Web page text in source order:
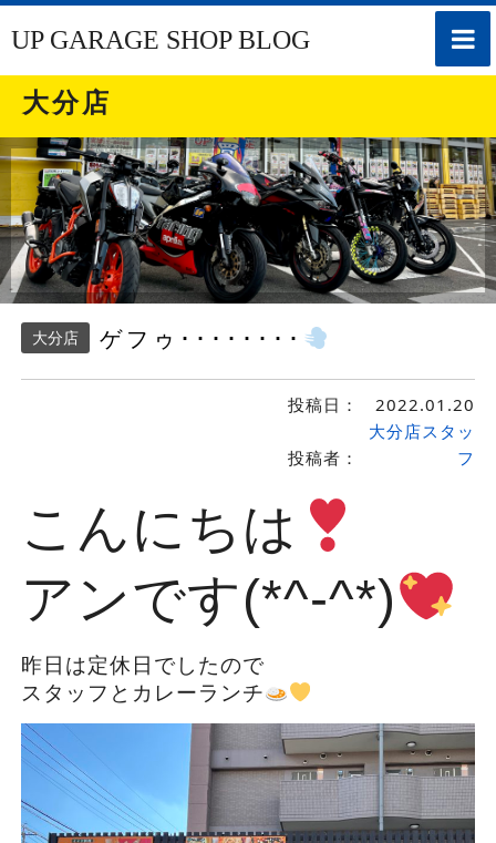
toggle
UP GARAGE SHOP BLOG
大分店
大分店 ゲフゥ････････
投稿日： 2022.01.20
投稿者：
大分店スタッ
フ
こんにちは
アンです(*^-^*)
昨日は定休日でしたので
スタッフとカレーランチ